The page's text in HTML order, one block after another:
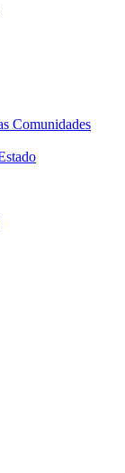
Comunidades